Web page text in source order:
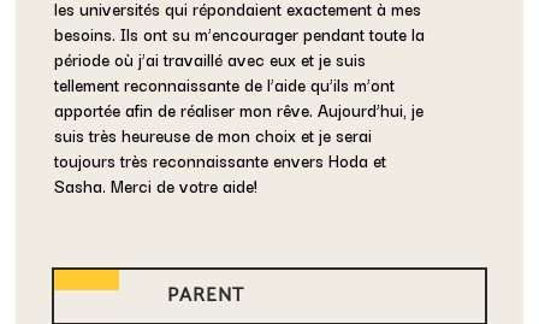
les universités qui répondaient exactement à mes
besoins. Ils ont su m’encourager pendant toute la
période où j’ai travaillé avec eux et je suis
tellement reconnaissante de l’aide qu’ils m’ont
apportée afin de réaliser mon rêve. Aujourd’hui, je
suis très heureuse de mon choix et je serai
toujours très reconnaissante envers Hoda et
Sasha. Merci de votre aide!
PARENT